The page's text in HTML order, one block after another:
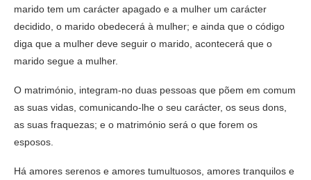
marido tem um carácter apagado e a mulher um carácter
decidido, o marido obedecerá à mulher; e ainda que o código
diga que a mulher deve seguir o marido, acontecerá que o
marido segue a mulher.
O matrimónio, integram-no duas pessoas que põem em comum
as suas vidas, comunicando-lhe o seu carácter, os seus dons,
as suas fraquezas; e o matrimónio será o que forem os
esposos.
Há amores serenos e amores tumultuosos, amores tranquilos e